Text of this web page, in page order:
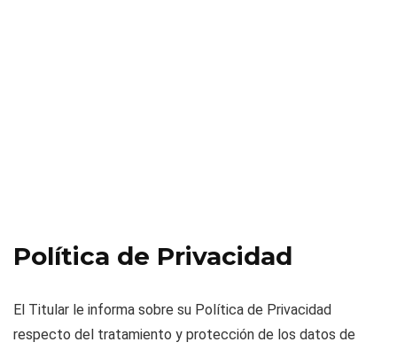
Política de Privacidad
El Titular le informa sobre su Política de Privacidad
respecto del tratamiento y protección de los datos de